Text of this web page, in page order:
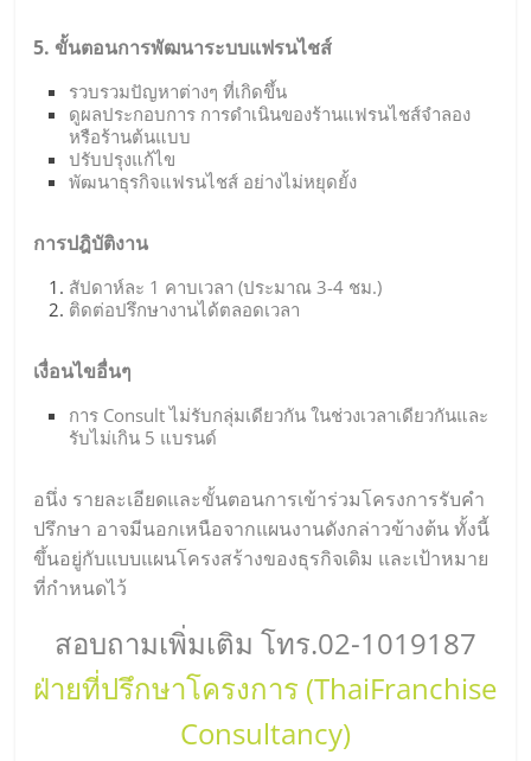
5. ขั้นตอนการพัฒนาระบบแฟรนไชส์
รวบรวมปัญหาต่างๆ ที่เกิดขึ้น
ดูผลประกอบการ การดำเนินของร้านแฟรนไชส์จำลอง
หรือร้านต้นแบบ
ปรับปรุงแก้ไข
พัฒนาธุรกิจแฟรนไชส์ อย่างไม่หยุดยั้ง
การปฎิบัติงาน
สัปดาห์ละ 1 คาบเวลา (ประมาณ 3-4 ชม.)
ติดต่อปรึกษางานได้ตลอดเวลา
เงื่อนไขอื่นๆ
การ Consult ไม่รับกลุ่มเดียวกัน ในช่วงเวลาเดียวกันและ
รับไม่เกิน 5 แบรนด์
อนึ่ง รายละเอียดและขั้นตอนการเข้าร่วมโครงการรับคำ
ปรึกษา อาจมีนอกเหนือจากแผนงานดังกล่าวข้างต้น ทั้งนี้
ขึ้นอยู่กับแบบแผนโครงสร้างของธุรกิจเดิม และเป้าหมาย
ที่กำหนดไว้
สอบถามเพิ่มเติม โทร.02-1019187
ฝ่ายที่ปรึกษาโครงการ (ThaiFranchise
Consultancy)